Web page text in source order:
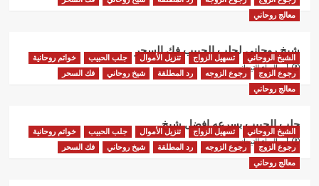
معالج روحاني
شيخ روحاني لجلب الحبيب فك السحر
أبو البراء التيجاني
الشيخ الروحاني تسهيل الزواج تنزيل الأموال جلب الحبيب
خواتم روحانية
رجوع الزوج
رجوع الزوجه رد المطلقة شيخ روحاني
فك السحر
معالج روحاني
جلب الحبيب بسرعه افضل شيخ
أبو البراء التيجاني
الشيخ الروحاني تسهيل الزواج تنزيل الأموال جلب الحبيب
خواتم روحانية
رجوع الزوج
رجوع الزوجه رد المطلقة شيخ روحاني
فك السحر
معالج روحاني